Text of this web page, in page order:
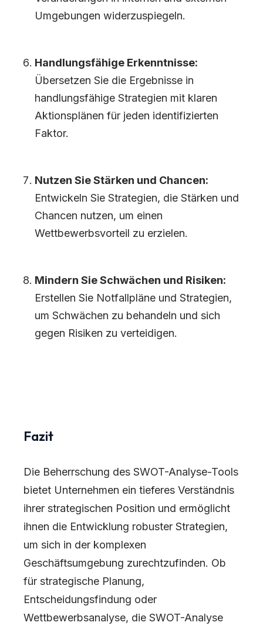
Umgebungen widerzuspiegeln.
Handlungsfähige Erkenntnisse:
Übersetzen Sie die Ergebnisse in
handlungsfähige Strategien mit klaren
Aktionsplänen für jeden identifizierten
Faktor.
Nutzen Sie Stärken und Chancen:
Entwickeln Sie Strategien, die Stärken und
Chancen nutzen, um einen
Wettbewerbsvorteil zu erzielen.
Mindern Sie Schwächen und Risiken:
Erstellen Sie Notfallpläne und Strategien,
um Schwächen zu behandeln und sich
gegen Risiken zu verteidigen.
Fazit
Die Beherrschung des SWOT-Analyse-Tools
bietet Unternehmen ein tieferes Verständnis
ihrer strategischen Position und ermöglicht
ihnen die Entwicklung robuster Strategien,
um sich in der komplexen
Geschäftsumgebung zurechtzufinden. Ob
für strategische Planung,
Entscheidungsfindung oder
Wettbewerbsanalyse, die SWOT-Analyse